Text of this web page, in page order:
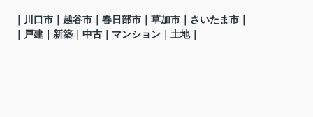
｜川口市｜越谷市｜春日部市｜草加市｜さいたま市｜
｜戸建｜新築｜中古｜マンション｜土地｜